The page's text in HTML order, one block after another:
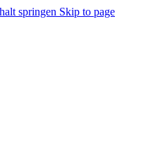
springen Skip to page